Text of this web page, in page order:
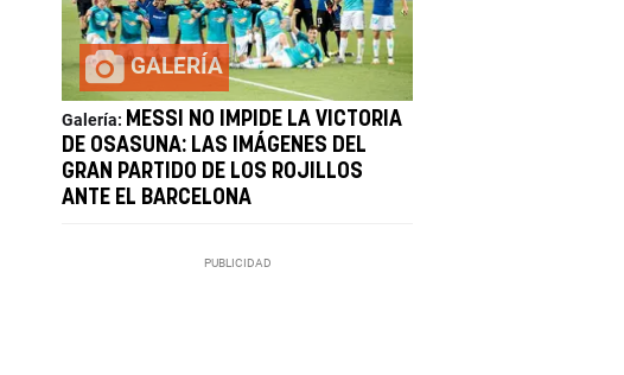
GALERÍA
Galería: MESSI NO IMPIDE LA VICTORIA
DE OSASUNA: LAS IMÁGENES DEL
GRAN PARTIDO DE LOS ROJILLOS
ANTE EL BARCELONA